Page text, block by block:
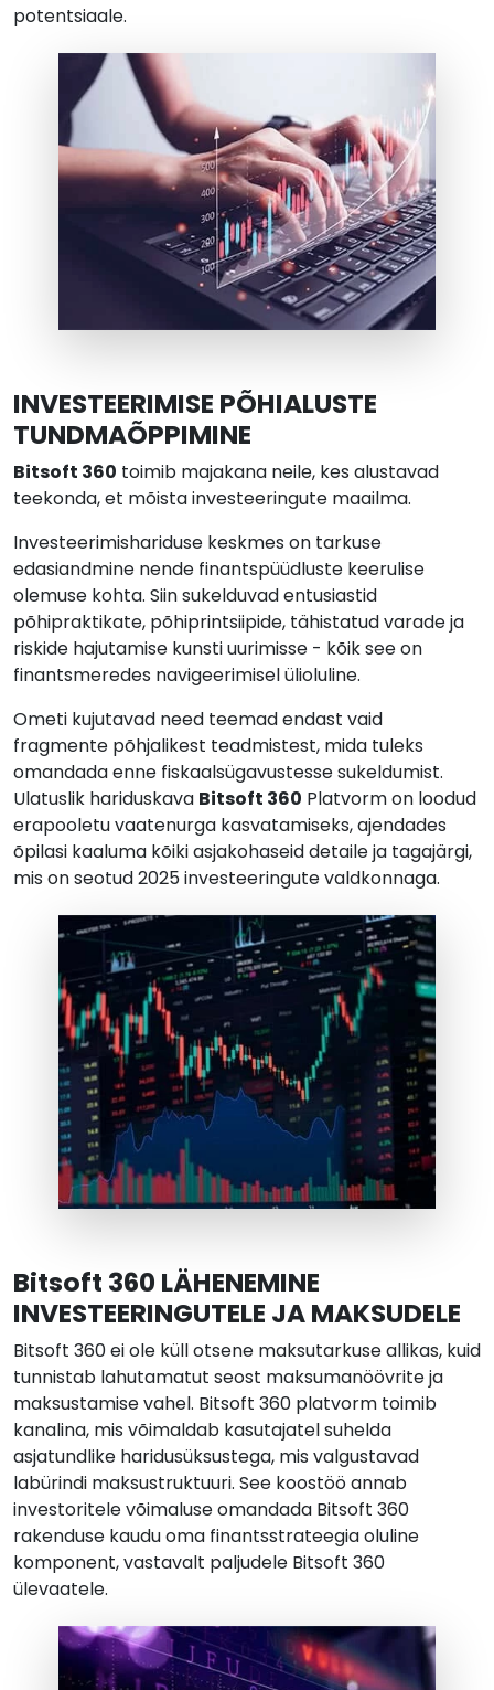
potentsiaale.
INVESTEERIMISE PÕHIALUSTE
TUNDMAÕPPIMINE
Bitsoft 360 toimib majakana neile, kes alustavad
teekonda, et mõista investeeringute maailma.
Investeerimishariduse keskmes on tarkuse
edasiandmine nende finantspüüdluste keerulise
olemuse kohta. Siin sukelduvad entusiastid
põhipraktikate, põhiprintsiipide, tähistatud varade ja
riskide hajutamise kunsti uurimisse - kõik see on
finantsmeredes navigeerimisel ülioluline.
Ometi kujutavad need teemad endast vaid
fragmente põhjalikest teadmistest, mida tuleks
omandada enne fiskaalsügavustesse sukeldumist.
Ulatuslik hariduskava Bitsoft 360 Platvorm on loodud
erapooletu vaatenurga kasvatamiseks, ajendades
õpilasi kaaluma kõiki asjakohaseid detaile ja tagajärgi,
mis on seotud 2025 investeeringute valdkonnaga.
Bitsoft 360 LÄHENEMINE
INVESTEERINGUTELE JA MAKSUDELE
Bitsoft 360 ei ole küll otsene maksutarkuse allikas, kuid
tunnistab lahutamatut seost maksumanöövrite ja
maksustamise vahel. Bitsoft 360 platvorm toimib
kanalina, mis võimaldab kasutajatel suhelda
asjatundlike haridusüksustega, mis valgustavad
labürindi maksustruktuuri. See koostöö annab
investoritele võimaluse omandada Bitsoft 360
rakenduse kaudu oma finantsstrateegia oluline
komponent, vastavalt paljudele Bitsoft 360
ülevaatele.